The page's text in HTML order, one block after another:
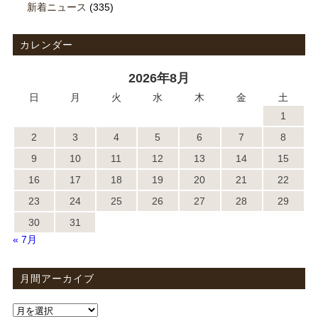
新着ニュース (335)
カレンダー
2026年8月
日 月 火 水 木 金
土
1
2
3 4 5 6 7
8
9
10 11 12 13 14
15
16
17 18 19 20 21
22
23
24 25 26 27 28
29
30
31
« 7月
月間アーカイブ